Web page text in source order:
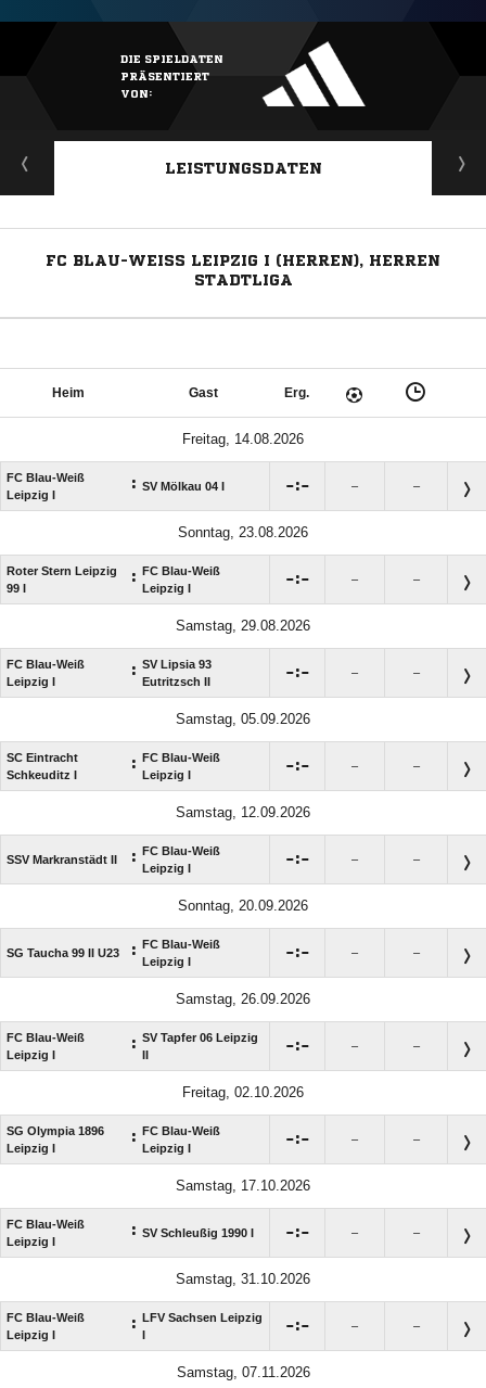
DIE SPIELDATEN
PRÄSENTIERT
VON:
LEISTUNGSDATEN
FC BLAU-WEISS LEIPZIG I (HERREN), HERREN S
TADTLIGA
Heim Gast Erg.
Freitag, 14.08.2026
FC Blau-Weiß
Leipzig I
: SV Mölkau 04 I : – –
Sonntag, 23.08.2026
Roter Stern Leipzig
99 I
: FC Blau-Weiß
Leipzig I
: – –
Samstag, 29.08.2026
FC Blau-Weiß
Leipzig I
: SV Lipsia 93
Eutritzsch II
: – –
Samstag, 05.09.2026
SC Eintracht
Schkeuditz I
: FC Blau-Weiß
Leipzig I
: – –
Samstag, 12.09.2026
SSV Markranstädt II : FC Blau-Weiß
Leipzig I
: – –
Sonntag, 20.09.2026
SG Taucha 99 II U23 : FC Blau-Weiß
Leipzig I
: – –
Samstag, 26.09.2026
FC Blau-Weiß
Leipzig I
: SV Tapfer 06 Leipzig
II
: – –
Freitag, 02.10.2026
SG Olympia 1896
Leipzig I
: FC Blau-Weiß
Leipzig I
: – –
Samstag, 17.10.2026
FC Blau-Weiß
Leipzig I
: SV Schleußig 1990 I : – –
Samstag, 31.10.2026
FC Blau-Weiß
Leipzig I
: LFV Sachsen Leipzig
I
: – –
Samstag, 07.11.2026